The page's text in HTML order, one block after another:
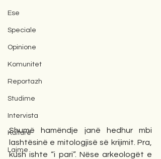
Ese
Speciale
Opinione
Komunitet
Reportazh
Studime
Intervista
Kulturë
Lajme
Shumë hamëndje janë hedhur mbi
lashtësinë e mitologjisë së krijimit. Pra,
kush ishte “i pari”. Nëse arkeologët e